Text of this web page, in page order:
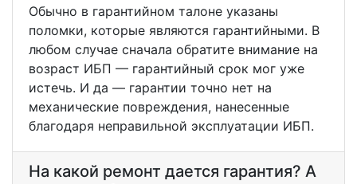
Обычно в гарантийном талоне указаны
поломки, которые являются гарантийными. В
любом случае сначала обратите внимание на
возраст ИБП — гарантийный срок мог уже
истечь. И да — гарантии точно нет на
механические повреждения, нанесенные
благодаря неправильной эксплуатации ИБП.
На какой ремонт дается гарантия? А